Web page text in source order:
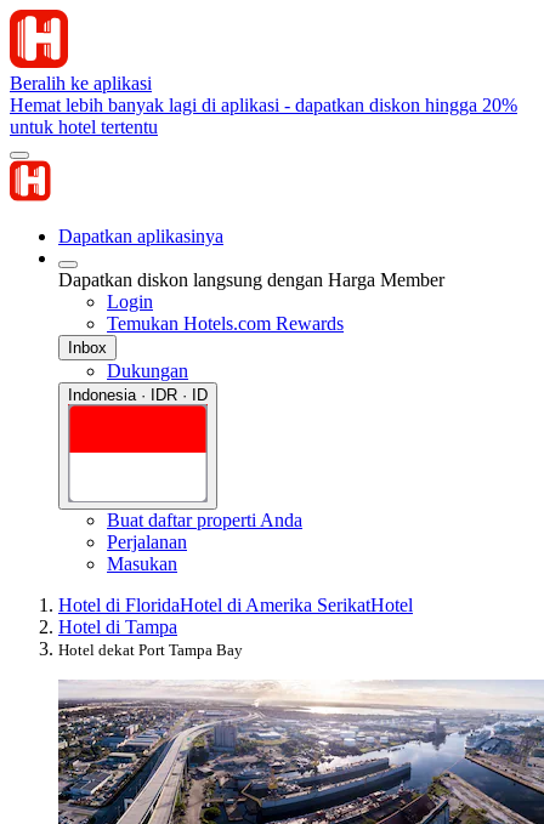
Beralih ke aplikasi
Hemat lebih banyak lagi di aplikasi - dapatkan diskon hingga 20%
untuk hotel tertentu
Dapatkan aplikasinya
Dapatkan diskon langsung dengan Harga Member
Login
Temukan Hotels.com Rewards
Inbox
Dukungan
Indonesia · IDR · ID
Buat daftar properti Anda
Perjalanan
Masukan
Hotel di FloridaHotel di Amerika SerikatHotel
Hotel di Tampa
Hotel dekat Port Tampa Bay